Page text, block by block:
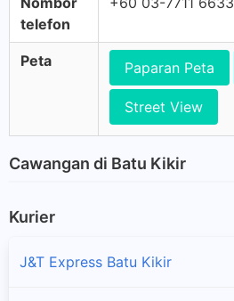
telefon
Peta Paparan Peta
Street View
Cawangan di Batu Kikir
Kurier
J&T Express Batu Kikir